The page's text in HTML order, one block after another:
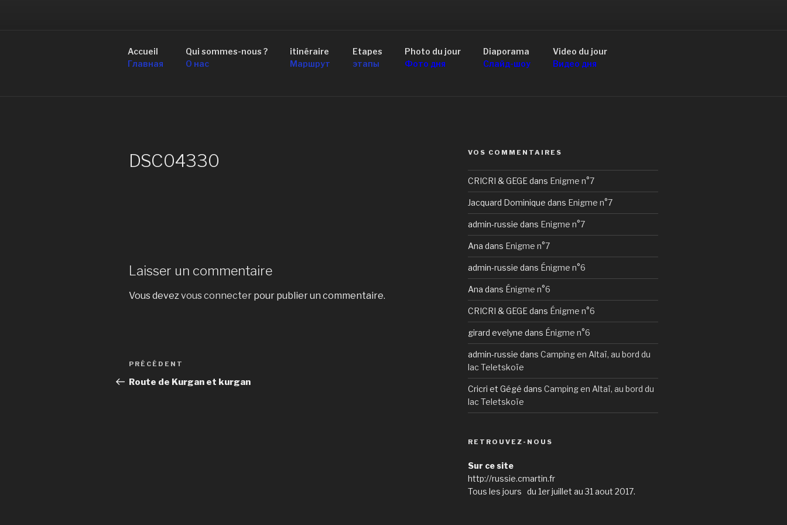
RAID 4×4 RUSSIE
de Moscou au Lac Baïkal
Accueil
Главная
Qui sommes-nous ?
О нас
itinéraire
Маршрут
Etapes
этапы
Photo du jour
Фото дня
Diaporama
Слайд-шоу
Video du jour
Видео дня
DSC04330
Laisser un commentaire
Vous devezvous connecter pour publier un commentaire.
Navigation
de
Article
précédent
PRÉCÉDENT
Route de Kurgan et kurgan
VOS COMMENTAIRES
CRICRI & GEGEdans Enigme n°7
Jacquard Dominique dans Enigme n°7
admin-russie dans Enigme n°7
Ana dans Enigme n°7
admin-russie dans Énigme n°6
Ana dans Énigme n°6
CRICRI & GEGEdans Énigme n°6
girard evelyne dans Énigme n°6
admin-russie dans Camping en Altaï, au bord du
lac Teletskoïe
Cricri et Gégé dans Camping en Altaï, au bord du
lac Teletskoïe
RETROUVEZ-NOUS
Sur ce site
http://russie.cmartin.fr
Tous les jours du 1er juillet au 31 aout 2017.